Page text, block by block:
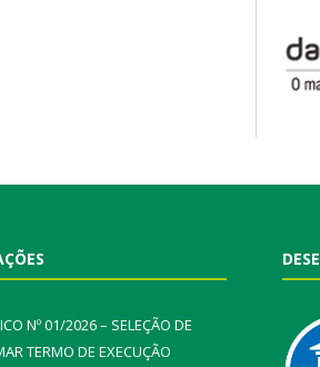
Nº 01/2026 – SELEÇÃO DE
TERMO DE EXECUÇÃO